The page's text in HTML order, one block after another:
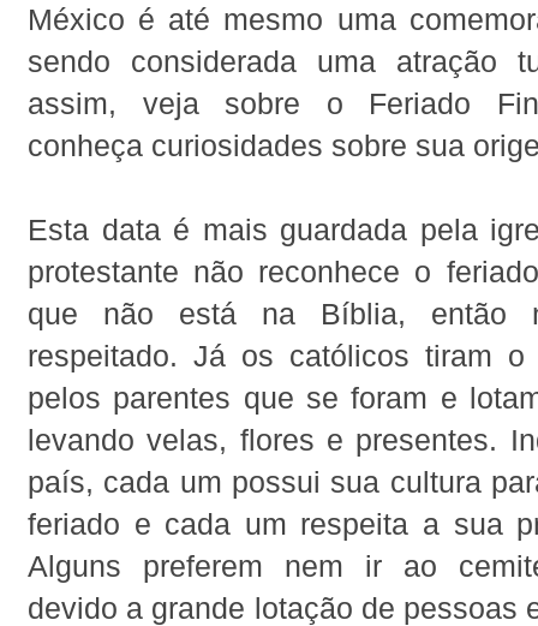
México é até mesmo uma
sendo considerada uma atração
assim, veja sobre o Feriado
conheça curiosidades sobre sua
Esta data é mais guardada pela
protestante não reconhece o
que não está na Bíblia, então
respeitado. Já os católicos tiram
pelos parentes que se foram e
levando velas, flores e presentes.
país, cada um possui sua cultura
feriado e cada um respeita a sua
Alguns preferem nem ir ao
devido a grande lotação de pessoas